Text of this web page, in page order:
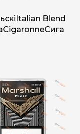
Italian Blend
CigaronneСига